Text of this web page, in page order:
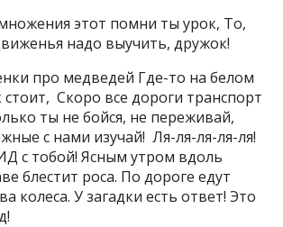
этот помни ты урок, То,
надо выучить, дружок!
про медведей Где-то на белом
стоит, Скоро все дороги транспорт
ты не бойся, не переживай,
с нами изучай! Ля-ля-ля-ля-ля!
с тобой! Ясным утром вдоль
блестит роса. По дороге едут
колеса. У загадки есть ответ! Это